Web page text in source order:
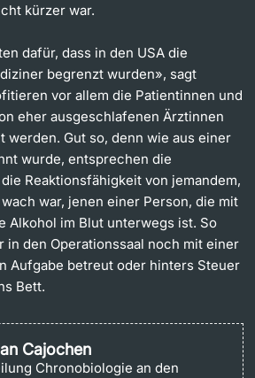
kürzer war.
Cajochen
Chronobiologie an den
dafür, dass in den USA die
begrenzt wurden», sagt
vor allem die Patientinnen und
eher ausgeschlafenen Ärztinnen
werden. Gut so, denn wie aus einer
wurde, entsprechen die
Reaktionsfähigkeit von jemandem,
war, jenen einer Person, die mit
Alkohol im Blut unterwegs ist. So
in den Operationssaal noch mit einer
Aufgabe betreut oder hinters Steuer
Bett.